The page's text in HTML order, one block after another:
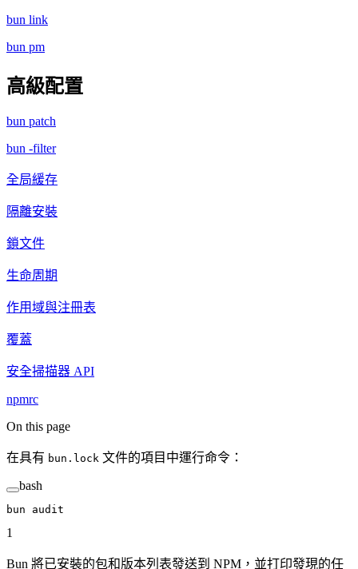
bun link
bun pm
高級配置
bun patch
bun -filter
全局緩存
隔離安裝
鎖文件
生命周期
作用域與注冊表
覆蓋
安全掃描器 API
npmrc
On this page
在具有 bun.lock 文件的項目中運行命令：
bash
bun audit
1
Bun 將已安裝的包和版本列表發送到 NPM，並打印發現的任